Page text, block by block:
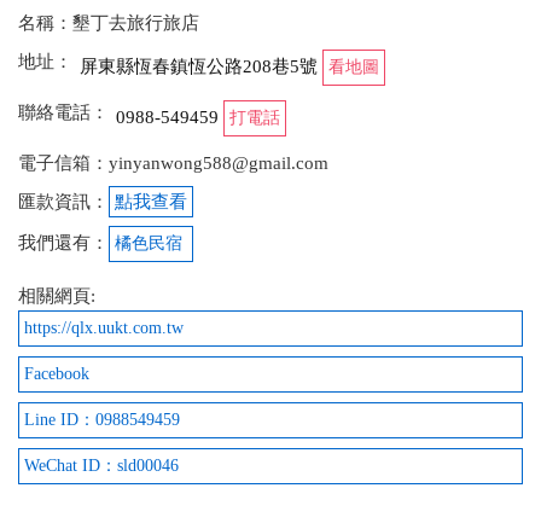
名稱：墾丁去旅行旅店
地址：
屏東縣恆春鎮恆公路208巷5號 看地圖
聯絡電話： 0988-549459 打電話
電子信箱：yinyanwong588@gmail.com
匯款資訊：
點我查看
我們還有： 橘色民宿
相關網頁:
https://qlx.uukt.com.tw
Facebook
Line ID：0988549459
WeChat ID：sld00046